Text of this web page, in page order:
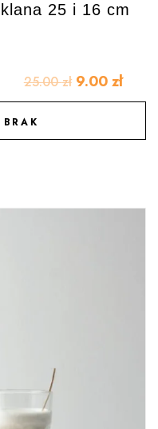
25 i 16 cm
25.00zł 9.00 zł